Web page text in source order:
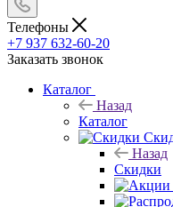
Телефоны
+7 937 632-60-20
Заказать звонок
Каталог
Назад
Каталог
Назад
Скидки